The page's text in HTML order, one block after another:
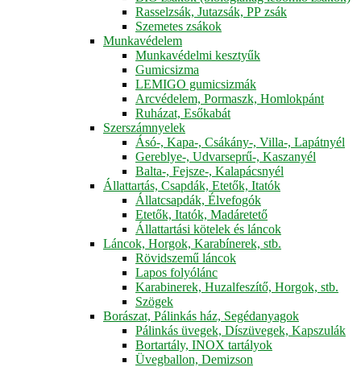
Rasselzsák, Jutazsák, PP zsák
Szemetes zsákok
Munkavédelem
Munkavédelmi kesztyűk
Gumicsizma
LEMIGO gumicsizmák
Arcvédelem, Pormaszk, Homlokpánt
Ruházat, Esőkabát
Szerszámnyelek
Ásó-, Kapa-, Csákány-, Villa-, Lapátnyél
Gereblye-, Udvarseprű-, Kaszanyél
Balta-, Fejsze-, Kalapácsnyél
Állattartás, Csapdák, Etetők, Itatók
Állatcsapdák, Élvefogók
Etetők, Itatók, Madáretető
Állattartási kötelek és láncok
Láncok, Horgok, Karabínerek, stb.
Rövidszemű láncok
Lapos folyólánc
Karabinerek, Huzalfeszítő, Horgok, stb.
Szögek
Borászat, Pálinkás ház, Segédanyagok
Pálinkás üvegek, Díszüvegek, Kapszulák
Bortartály, INOX tartályok
Üvegballon, Demizson